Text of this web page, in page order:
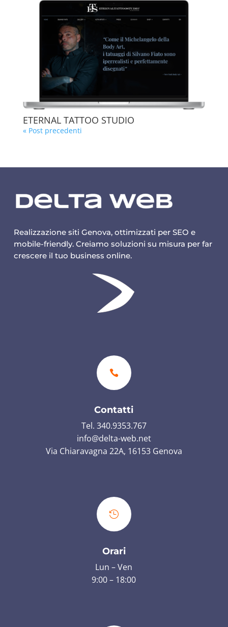
ETERNAL TATTOO STUDIO
« Post precedenti
Realizzazione siti Genova, ottimizzati per SEO e
mobile-friendly. Creiamo soluzioni su misura per far
crescere il tuo business online.

Contatti
Tel. 340.9353.767
info@delta-web.net
Via Chiaravagna 22A, 16153 Genova

Orari
Lun – Ven
9:00 – 18:00